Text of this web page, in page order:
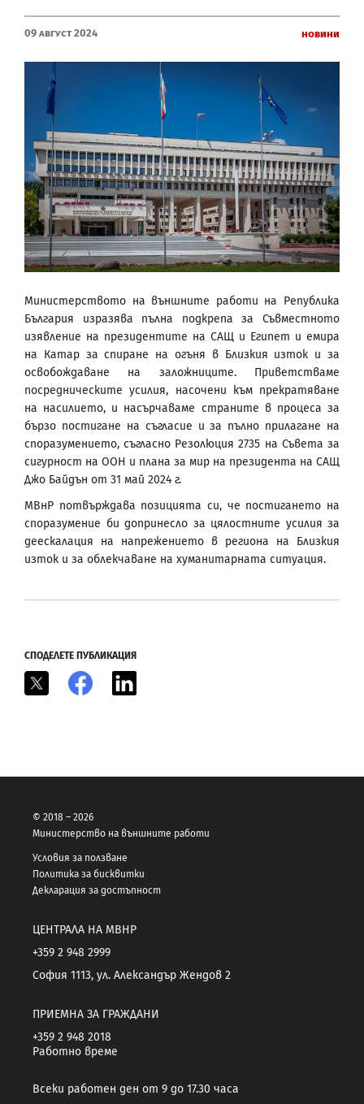
09 Август 2024 Новини
Министерството на външните работи на Република
България изразява пълна подкрепа за Съвместното
изявление на президентите на САЩ и Египет и емира
на Катар за спиране на огъня в Близкия изток и за
освобождаване на заложниците. Приветстваме
посредническите усилия, насочени към прекратяване
на насилието, и насърчаваме страните в процеса за
бързо постигане на съгласие и за пълно прилагане на
споразумението, съгласно Резолюция 2735 на Съвета за
сигурност на ООН и плана за мир на президента на САЩ
Джо Байдън от 31 май 2024 г.
МВнР потвърждава позицията си, че постигането на
споразумение би допринесло за цялостните усилия за
деескалация на напрежението в региона на Близкия
изток и за облекчаване на хуманитарната ситуация.
СПОДЕЛЕТЕ ПУБЛИКАЦИЯ
Facebook
© 2018 – 2026
Министерство на външните работи
Условия за ползване
Политика за бисквитки
Декларация за достъпност
ЦЕНТРАЛА НА МВНР
+359 2 948 2999
София 1113, ул. Александър Жендов 2
ПРИЕМНА ЗА ГРАЖДАНИ
+359 2 948 2018
Работно време
Всеки работен ден от 9 до 17.30 часа